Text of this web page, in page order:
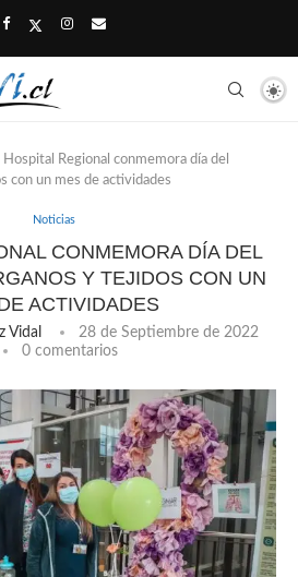
Hospital Regional conmemora día del
con un mes de actividades
Noticias
CONMEMORA DÍA DEL
Y TEJIDOS CON UN
ACTIVIDADES
Vidal
28 de Septiembre de 2022
0 comentarios